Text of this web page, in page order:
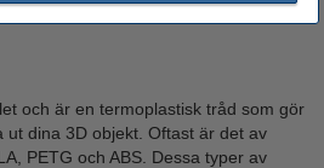
och få de snabbt levererat hem till
och är en termoplastisk tråd som gör
ut dina 3D objekt. Oftast är det av
PETG och ABS. Dessa typer av